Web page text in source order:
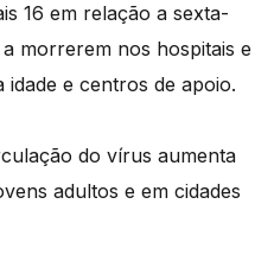
16 em relação a sexta-
morrerem nos hospitais e
idade e centros de apoio.
do vírus aumenta
adultos e em cidades